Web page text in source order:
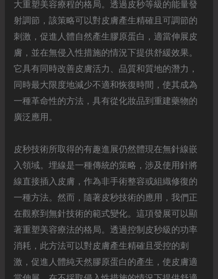
大重塑美容療程的格局。透過皮秒等級的能量發
射調節，該策略可以對皮膚產生精確且可調節的
刺激，促進人體自然產生膠原蛋白，適當伸展皮
膚，並在無侵入性措施的情況下提供舒緩效果。
它具有同時改善皮膚活力、品質和質地的潛力，
同時最大限度地減少不適和恢復時間，使其成為
一種革命性的方法，具有從化妝品到重建藥物的
廣泛應用。
皮秒技術所取得的有趣進展仍然體現在無針線嵌
入領域。埋線是一種傳統的策略，涉及使用針將
線直接插入皮膚，作為非手術整容或組織修復的
一種方法。然而，隨著皮秒技術的應用，我們正
在觀察到無針技術的範式變化。這項發展可以顯
著重塑美容療法的格局。透過控制皮秒級的功率
消耗，此方法可以對皮膚產生精確且受控的刺
激，促進人體純天然膠原蛋白的產生，使皮膚適